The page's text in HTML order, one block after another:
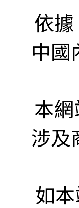
依
中國
本
涉及
如